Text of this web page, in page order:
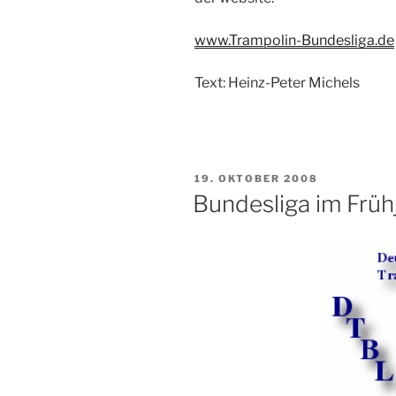
www.Trampolin-Bundesliga.de
Text: Heinz-Peter Michels
VERÖFFENTLICHT
AM
19. OKTOBER 2008
Bundesliga im